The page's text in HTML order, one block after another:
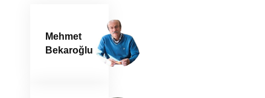
Mehmet
Bekaroğlu